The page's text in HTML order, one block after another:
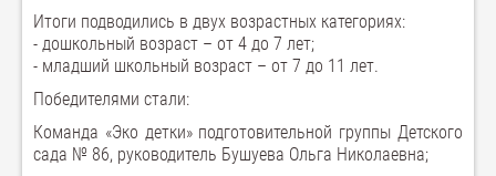
Итоги подводились в двух возрастных категориях:
- дошкольный возраст – от 4 до 7 лет;
- младший школьный возраст – от 7 до 11 лет.
Победителями стали:
Команда «Эко детки» подготовительной группы Детского
сада № 86, руководитель Бушуева Ольга Николаевна;